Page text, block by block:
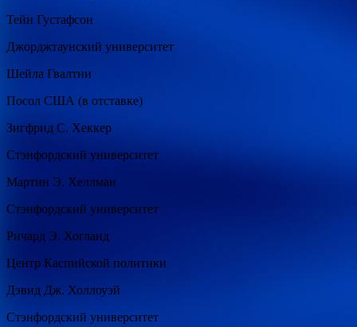
Тейн Густафсон
Джорджтаунский университет
Шейла Гвалтни
Посол США (в отставке)
Зигфрид С. Хеккер
Стэнфордский университет
Мартин Э. Хеллман
Стэнфордский университет
Ричард Э. Хогланд
Центр Каспийской политики
Дэвид Дж. Холлоуэй
Стэнфордский университет